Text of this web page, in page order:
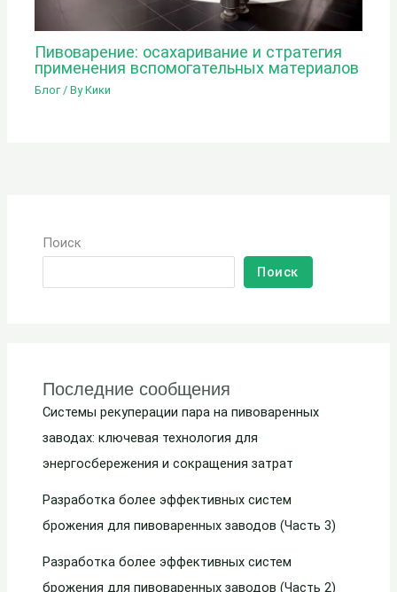
Пивоварение: осахаривание и стратегия
применения вспомогательных материалов
Блог/ ByКики
Поиск
Поиск
Последние сообщения
Системы рекуперации пара на пивоваренных
заводах: ключевая технология для
энергосбережения и сокращения затрат
Разработка более эффективных систем
брожения для пивоваренных заводов (Часть 3)
Разработка более эффективных систем
брожения для пивоваренных заводов (Часть 2)